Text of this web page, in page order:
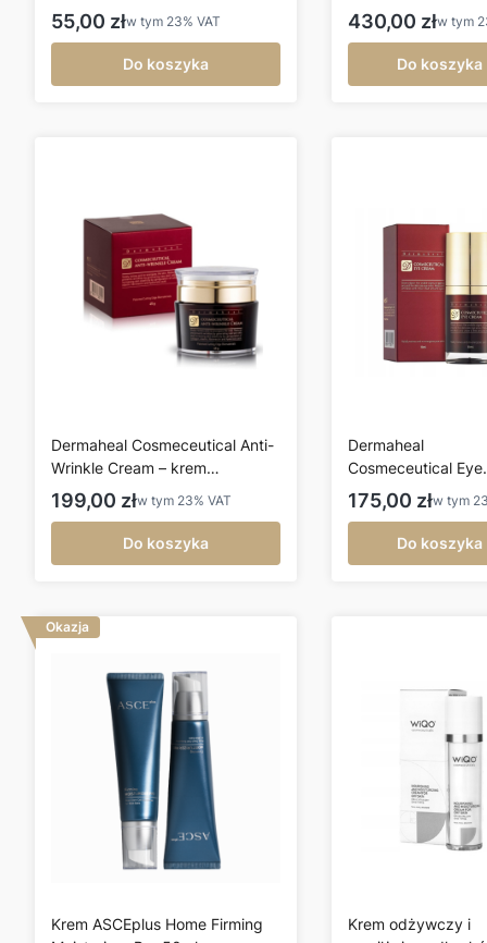
Cena brutto
55,00 złw tym 23% VAT
Do koszyka
Cena brutto
430,00 złw tym
Do koszyka
Dermaheal Cosmeceutical Anti-
Wrinkle Cream – krem
przeciwzmarszczkowy 45 g
Cena brutto
199,00 złw tym 23% VAT
Do koszyka
Dermaheal
Cosmeceutical Eye
Cream 15 ml –
oczy z peptydami
Cena brutto
175,00 złw tym
Do koszyka
Okazja
Krem ASCEplus Home Firming
Krem odżywczy i